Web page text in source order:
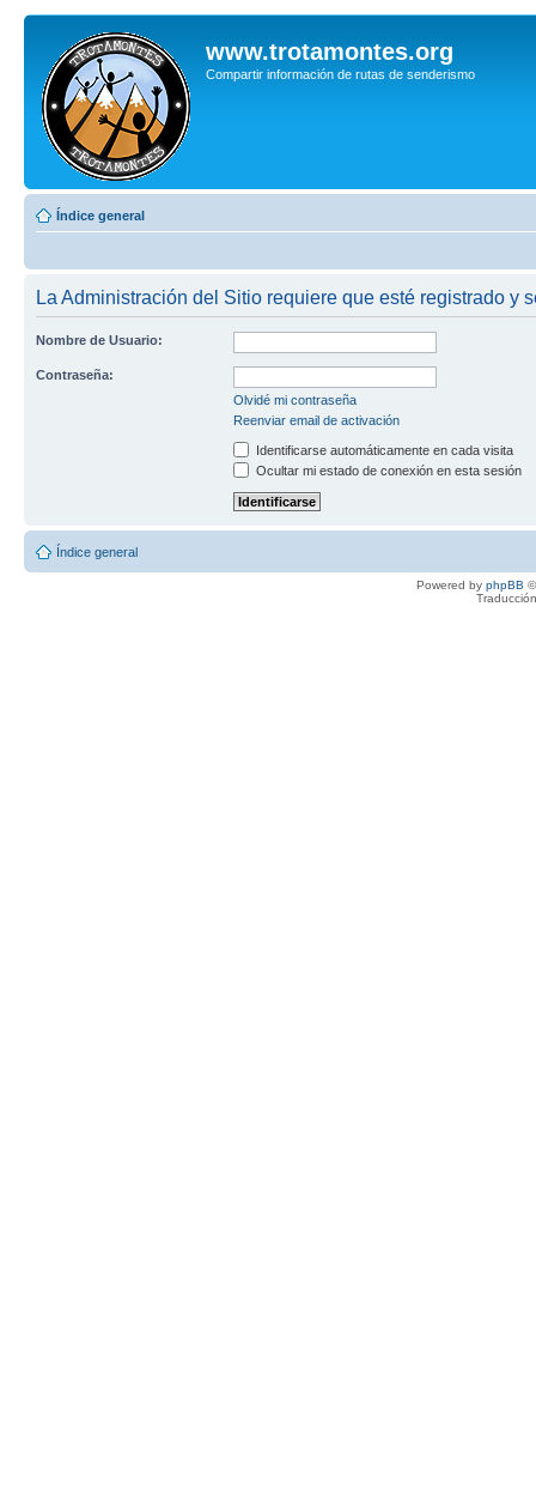
www.trotamontes.org
Compartir información de rutas de senderismo
Índice general
La Administración del Sitio requiere que esté registrado y
Nombre de Usuario:
Contraseña:
Olvidé mi contraseña
Reenviar email de activación
Identificarse automáticamente en cada visita
Ocultar mi estado de conexión en esta sesión
Índice general
Powered by phpBB